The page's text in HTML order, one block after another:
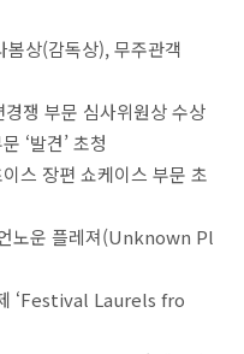
봄상(감독상), 무주관객
쟁 부문 심사위원상 수상
‘발견’ 초청
스 장편 쇼케이스 부문 초
노운 플레져(Unknown Pl
‘Festival Laurels fro